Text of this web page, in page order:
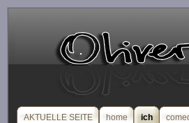
AKTUELLE SEITE home ich